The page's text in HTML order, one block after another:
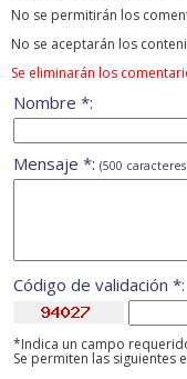
No se permitirán los
No se aceptarán los
Se eliminarán los
Nombre *:
Mensaje *: (500
Código de validación *:
*Indica un campo
Se permiten las siguientes